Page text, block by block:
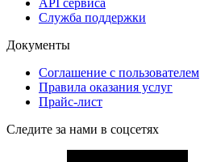
Служба поддержки
Документы
Соглашение с пользователем
Правила оказания услуг
Прайс-лист
Следите за нами в соцсетях